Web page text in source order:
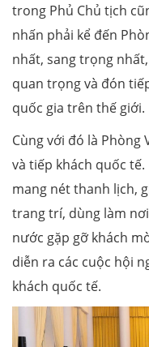
trong Phủ Chủ tịch
nhấn phải kể đến
nhất, sang trọng
quan trọng và đón
quốc gia trên thế giới.
Cùng với đó là Phòng
và tiếp khách quốc
mang nét thanh lịch,
trang trí, dùng làm
nước gặp gỡ khách
diễn ra các cuộc hội
khách quốc tế.